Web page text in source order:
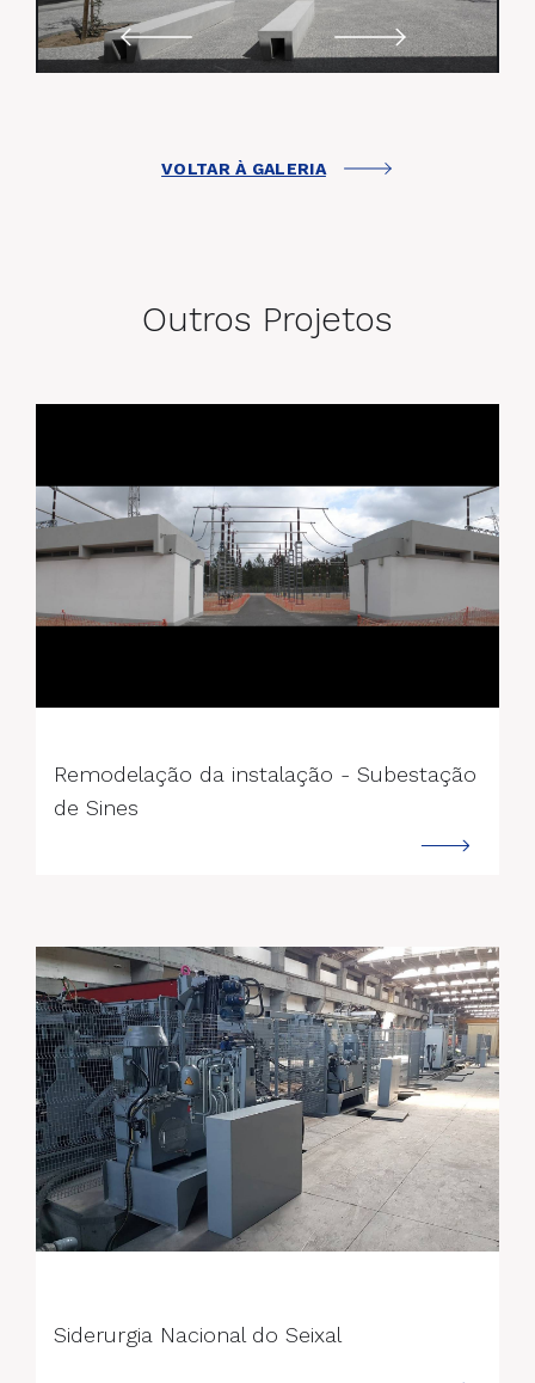
VOLTAR À GALERIA
Outros Projetos
Remodelação da instalação - Subestação
de Sines
Siderurgia Nacional do Seixal